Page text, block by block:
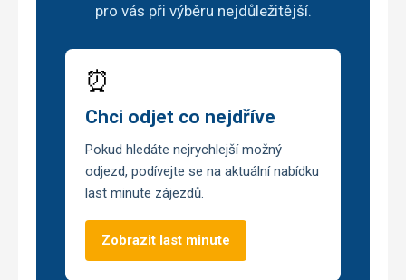
pro vás při výběru nejdůležitější.
⏰
Chci odjet co nejdříve
Pokud hledáte nejrychlejší možný
odjezd, podívejte se na aktuální nabídku
last minute zájezdů.
Zobrazit last minute